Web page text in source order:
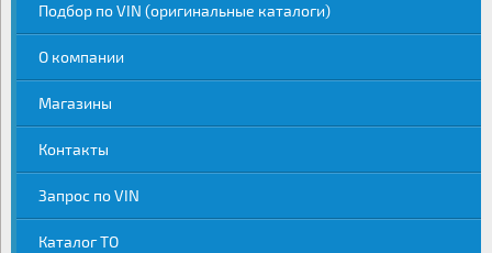
Подбор по VIN (оригинальные каталоги)
О компании
Магазины
Контакты
Запрос по VIN
Каталог ТО